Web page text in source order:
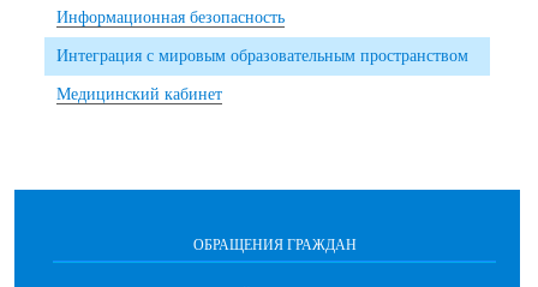
Информационная безопасность
Интеграция с мировым образовательным пространством
Медицинский кабинет
ОБРАЩЕНИЯ ГРАЖДАН